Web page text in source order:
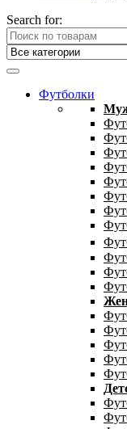
Search for:
Футболки